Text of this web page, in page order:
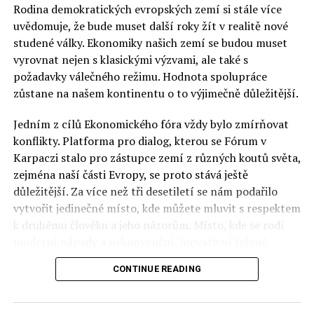
Rodina demokratických evropských zemí si stále více
uvědomuje, že bude muset další roky žít v realitě nové
studené války. Ekonomiky našich zemí se budou muset
vyrovnat nejen s klasickými výzvami, ale také s
požadavky válečného režimu. Hodnota spolupráce
zůstane na našem kontinentu o to výjimečně důležitější.
Jedním z cílů Ekonomického fóra vždy bylo zmírňovat
konflikty. Platforma pro dialog, kterou se Fórum v
Karpaczi stalo pro zástupce zemí z různých koutů světa,
zejména naší části Evropy, se proto stává ještě
důležitější. Za více než tři desetiletí se nám podařilo
vytvořit jedinečné místo, kde můžete mluvit s respektem
k druhému člověku a jeho názorům. Místo, kde se rodí
Polsko musí mít instituce, jejichž horizont činnosti je
politický tým. Pouze to vám dává šanci skutečně řešit
CONTINUE READING